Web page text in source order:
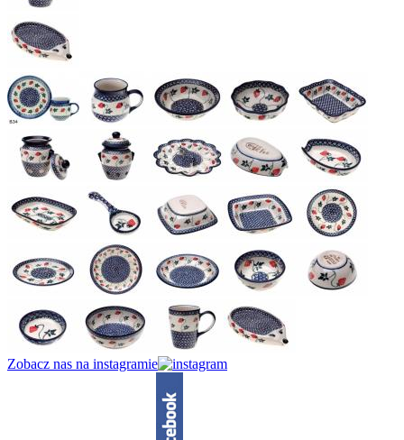
Zobacz nas na instagramie